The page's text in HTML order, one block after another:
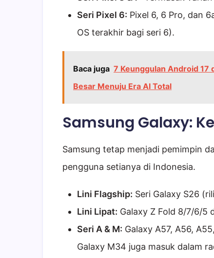
Seri Pixel 6: Pixel 6, 6 Pro, dan
OS terakhir bagi seri 6).
Baca juga 7 Keunggulan Android 17
Besar Menuju Era AI Total
Samsung Galaxy:
Samsung tetap menjadi pemimpin
pengguna setianya di Indonesia.
Lini Flagship: Seri Galaxy S26
Lini Lipat: Galaxy Z Fold 8/7/6/5
Seri A & M: Galaxy A57, A56,
Galaxy M34 juga masuk dalam